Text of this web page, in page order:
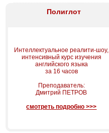
Полиглот
Интеллектуальное реалити-шоу,
интенсивный курс изучения
английского языка
за 16 часов
Преподаватель:
Дмитрий ПЕТРОВ
смотреть подробно >>>